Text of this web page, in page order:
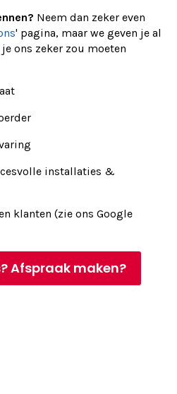
Neem dan zeker even
' pagina, maar we geven je al
ons zeker zou moeten
installaties &
klanten (zie ons Google
Afspraak maken?